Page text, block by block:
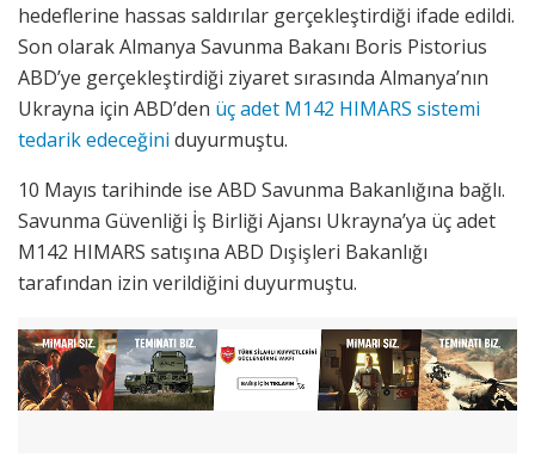
hedeflerine hassas saldırılar gerçekleştirdiği ifade edildi.
Son olarak Almanya Savunma Bakanı Boris Pistorius
ABD’ye gerçekleştirdiği ziyaret sırasında Almanya’nın
Ukrayna için ABD’den üç adet M142 HIMARS sistemi
tedarik edeceğini duyurmuştu.
10 Mayıs tarihinde ise ABD Savunma Bakanlığına bağlı.
Savunma Güvenliği İş Birliği Ajansı Ukrayna’ya üç adet
M142 HIMARS satışına ABD Dışişleri Bakanlığı
tarafından izin verildiğini duyurmuştu.